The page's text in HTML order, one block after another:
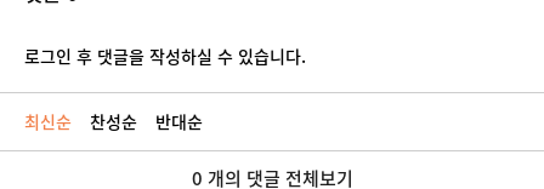
로그인 후 댓글을 작성하실 수 있습니다.
최신순 찬성순 반대순
0 개의 댓글 전체보기